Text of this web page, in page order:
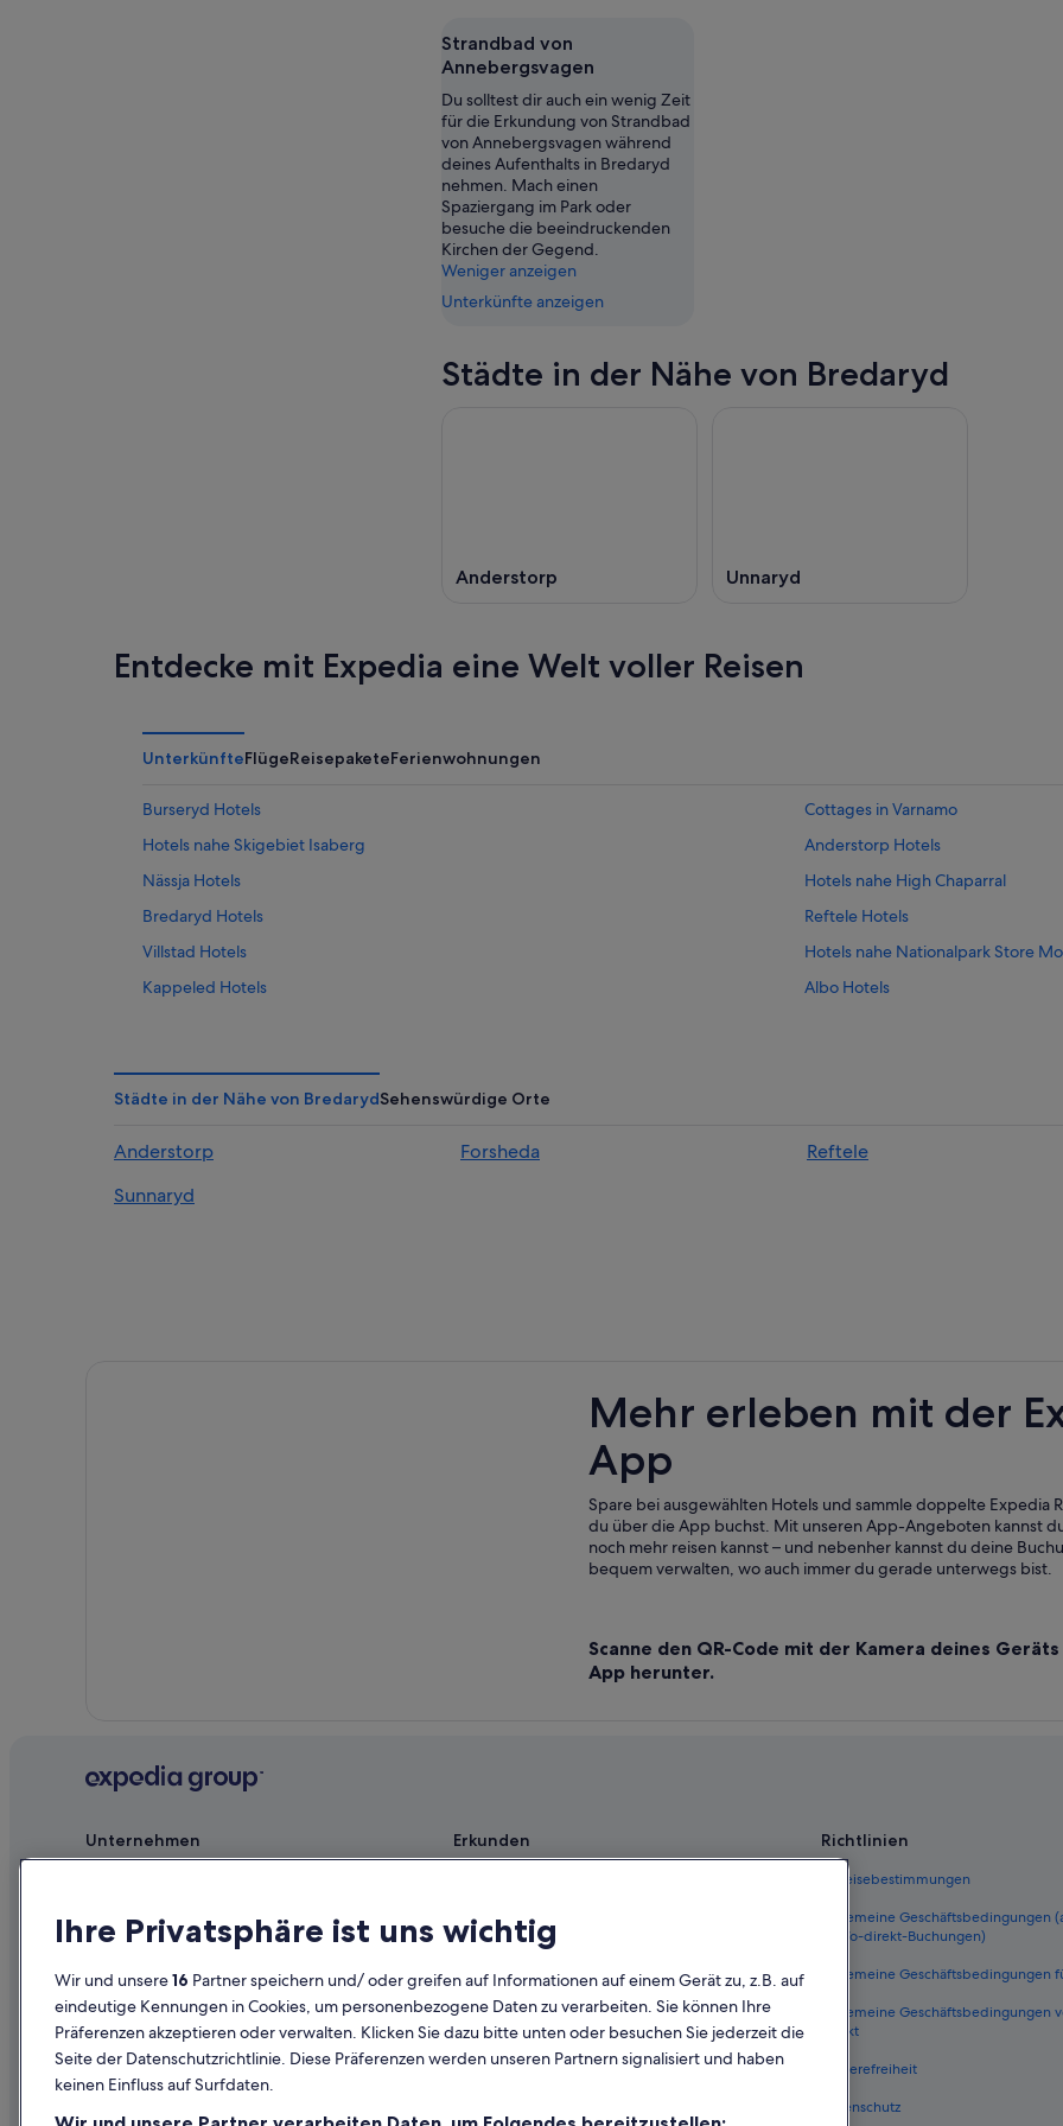
-
9.
9.
Aug.
10.
Aug.
am
nächsten
Wochenende,
14.
Aug.
-
16.
Aug.
Strandbad von
Annebergsvagen
Du solltest dir auch ein wenig Zeit
für die Erkundung von Strandbad
von Annebergsvagen während
deines Aufenthalts in Bredaryd
nehmen. Mach einen
Spaziergang im Park oder
besuche die beeindruckenden
Kirchen der Gegend.
Weniger anzeigen
Unterkünfte anzeigen
Städte in der Nähe von Bredaryd
Anderstorp Unnaryd
Entdecke mit Expedia eine Welt voller Reisen
UnterkünfteFlügeReisepaketeFerienwohnungen
Burseryd Hotels
Cottages in Varnamo
Hotels nahe Skigebiet Isaberg
Anderstorp Hotels
Nässja Hotels
Hotels nahe High Chaparral
Bredaryd Hotels
Reftele Hotels
Villstad Hotels
Hotels nahe Nationalpark Store
Kappeled Hotels
Albo Hotels
Hestra Hotels
Kulltorp Hotels
Starkeryd Hotels
Värnamo Ö Hotels
Städte in der Nähe von BredarydSehenswürdige Orte
Anderstorp Forsheda
Reftele
Sunnaryd
Mehr erleben mit der
App
Spare bei ausgewählten Hotels und sammle doppelte Expedia
du über die App buchst. Mit unseren App-Angeboten kannst
noch mehr reisen kannst – und nebenher kannst du deine
bequem verwalten, wo auch immer du gerade unterwegs bist.
Scanne den QR-Code mit der Kamera deines
App herunter.
Unternehmen
Unterkunft registrieren
Affiliate Marketing
Presse
Erkunden
Hotels in Deutschland
Ferienwohnungen Deutschland
Innerdeutsche Flüge
Mietwagen Deutschland
Richtlinien
Einreisebestimmungen
Allgemeine Geschäftsbedingungen
FeWo-direkt-Buchungen)
Allgemeine Geschäftsbedingungen
Allgemeine Geschäftsbedingungen
direkt
Barrierefreiheit
Datenschutz
Ihre Privatsphäre ist uns wichtig
Wir und unsere16 Partner speichern und/ oder greifen auf Informationen auf einem Gerät zu, z.B. auf
eindeutige Kennungen in Cookies, um personenbezogene Daten zu verarbeiten. Sie können Ihre
Präferenzen akzeptieren oder verwalten. Klicken Sie dazu bitte unten oder besuchen Sie jederzeit die
Seite der Datenschutzrichtlinie. Diese Präferenzen werden unseren Partnern signalisiert und haben
keinen Einfluss auf Surfdaten.